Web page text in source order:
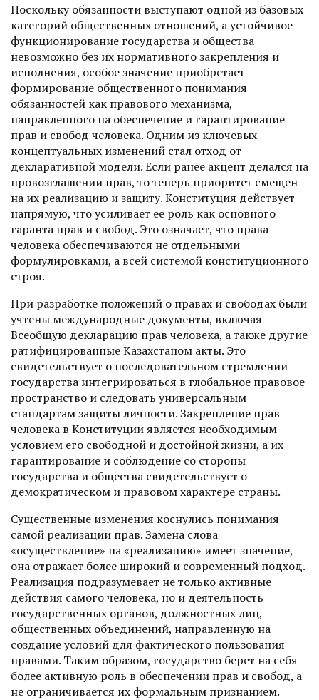
Поскольку обязанности выступают одной из базовых
категорий общественных отношений, а устойчивое
функ­ционирование государства и общества
невозможно без их нормативного закрепления и
исполнения, особое значение приобретает
формирование общественного понимания
обязанностей как правового механизма,
направленного на обеспечение и гарантирование
прав и свобод человека. Одним из ключевых
концептуальных изменений стал отход от
декларативной модели. Если ранее акцент делался на
провозглашении прав, то теперь приоритет смещен
на их реализацию и защиту. Конституция действует
напрямую, что усиливает ее роль как основного
гаранта прав и свобод. Это означает, что права
человека обеспечиваются не отдельными
формулировками, а всей системой конституционного
строя.
При разработке положений о правах и свободах были
учтены международные документы, включая
Всеобщую декларацию прав человека, а также другие
ратифицированные Казах­ста­ном акты. Это
свидетельствует о последовательном стремлении
государства интегрироваться в глобальное правовое
пространство и следовать универсальным
стандартам защиты личности. Закрепление прав
человека в Конституции является необходимым
условием его свободной и достойной жизни, а их
гарантирование и соблюдение со стороны
государства и общества свидетельствует о
демократическом и правовом характере страны.
Существенные изменения коснулись понимания
самой реализации прав. Замена слова
«осуществление» на «реа­лизацию» имеет значение,
она отражает более широкий и современный подход.
Реализация подразумевает не только активные
действия самого человека, но и деятельность
государственных органов, должностных лиц,
общественных объединений, направленную на
создание условий для фактического пользования
правами. Таким образом, государство берет на себя
более активную роль в обеспечении прав и свобод, а
не ограничивается их формальным признанием.